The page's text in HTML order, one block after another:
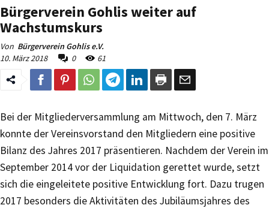
Bürgerverein Gohlis weiter auf
Wachstumskurs
Von Bürgerverein Gohlis e.V.
10. März 2018
0 61
Bei der Mitgliederversammlung am Mittwoch, den 7. März
konnte der Vereinsvorstand den Mitgliedern eine positive
Bilanz des Jahres 2017 präsentieren. Nachdem der Verein im
September 2014 vor der Liquidation gerettet wurde, setzt
sich die eingeleitete positive Entwicklung fort. Dazu trugen
2017 besonders die Aktivitäten des Jubiläumsjahres des